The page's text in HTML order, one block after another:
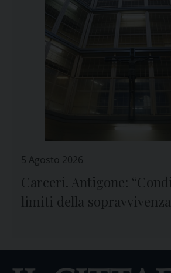
5 Agosto 2026
Carceri. Antigone:
limiti della